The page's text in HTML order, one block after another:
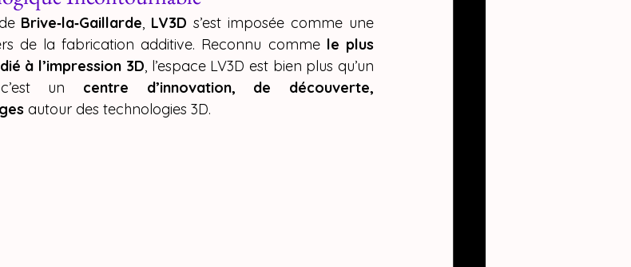
3D
Brive‑la‑Gaillarde, LV3D
de la fabrication additive. Reconnu comme le plus
à l’impression 3D, l’espace LV3D est bien plus qu’un
un centre d’innovation, de découverte,
autour des technologies 3D.